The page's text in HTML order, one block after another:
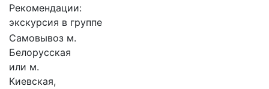
Рекомендации:
экскурсия в группе
Самовывоз м.
Белорусская
или м.
Киевская,